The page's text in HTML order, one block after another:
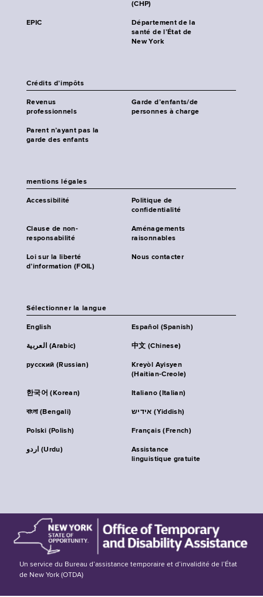
(CHP)
EPIC
Département de la
santé de l’État de
New York
Crédits d’impôts
Revenus
professionnels
Garde d’enfants/de
personnes à charge
Parent n’ayant pas la
garde des enfants
mentions légales
Accessibilité
Politique de
confidentialité
Clause de non-
responsabilité
Aménagements
raisonnables
Loi sur la liberté
d’information (FOIL)
Nous contacter
Sélectionner la langue
English Español (Spanish)
العربية (Arabic) 中文 (Chinese)
русский (Russian)
Kreyòl Ayisyen
(Haitian-Creole)
한국어 (Korean) Italiano (Italian)
বাংলা (Bengali) אידיש (Yiddish)
Polski (Polish) Français (French)
اردو (Urdu)
Assistance
linguistique gratuite
Un service du Bureau d’assistance temporaire et d’invalidité de l’État
de New York (OTDA)